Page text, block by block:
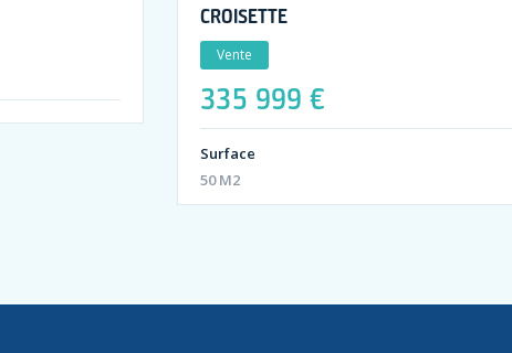
CROISETTE
Vente
335 999 €
Surface
50 M2